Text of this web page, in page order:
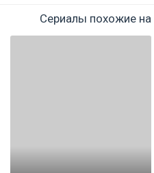
Сериалы похожие на